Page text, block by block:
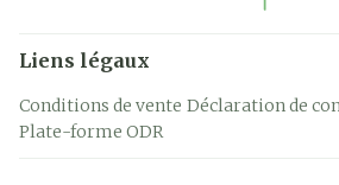
Liens légaux
Conditions de vente Déclaration de
Plate-forme ODR